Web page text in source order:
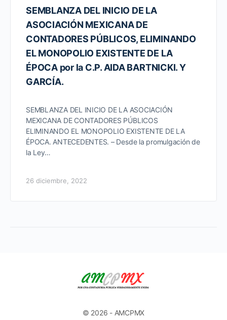
SEMBLANZA DEL INICIO DE LA
ASOCIACIÓN MEXICANA DE
CONTADORES PÚBLICOS, ELIMINANDO
EL MONOPOLIO EXISTENTE DE LA
ÉPOCA por la C.P. AIDA BARTNICKI. Y
GARCÍA.
SEMBLANZA DEL INICIO DE LA ASOCIACIÓN
MEXICANA DE CONTADORES PÚBLICOS
ELIMINANDO EL MONOPOLIO EXISTENTE DE LA
ÉPOCA. ANTECEDENTES. – Desde la promulgación de
la Ley…
26 diciembre, 2022
© 2026 - AMCPMX